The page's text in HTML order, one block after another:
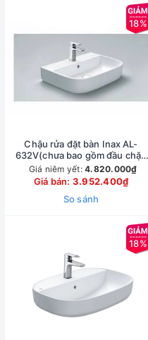
18%
Chậu rửa đặt bàn Inax AL-
632V(chưa bao gồm đầu chặn
sứ)
Giá niêm yết: 4.820.000₫
Giá bán: 3.952.400₫
So sánh
18%